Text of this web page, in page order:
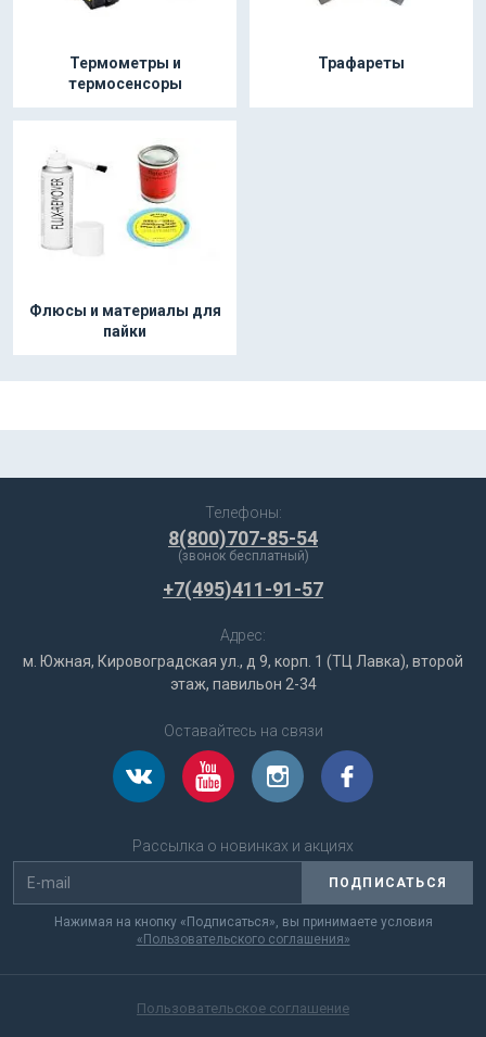
Термометры и
термосенсоры
Трафареты
Флюсы и материалы для
пайки
Телефоны:
8(800)707-85-54
(звонок бесплатный)
+7(495)411-91-57
Адрес:
м. Южная, Кировоградская ул., д 9, корп. 1 (ТЦ Лавка), второй
этаж, павильон 2-34
Оставайтесь на связи
Рассылка о новинках и акциях
ПОДПИСАТЬСЯ
Нажимая на кнопку «Подписаться», вы принимаете условия
«Пользовательского соглашения»
Пользовательское соглашение